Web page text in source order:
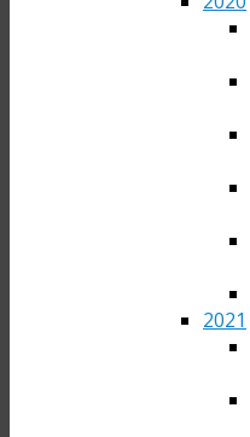
2021